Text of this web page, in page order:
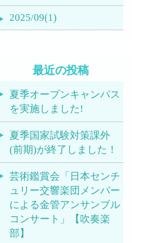
2025/09(1)
最近の投稿
夏季オープンキャンパス
を実施しました!
夏季国家試験対策課外
(前期)が終了しました！
芸術鑑賞会「日本センチ
ュリー交響楽団メンバー
による金管アンサンブル
コンサート」【吹奏楽
部】